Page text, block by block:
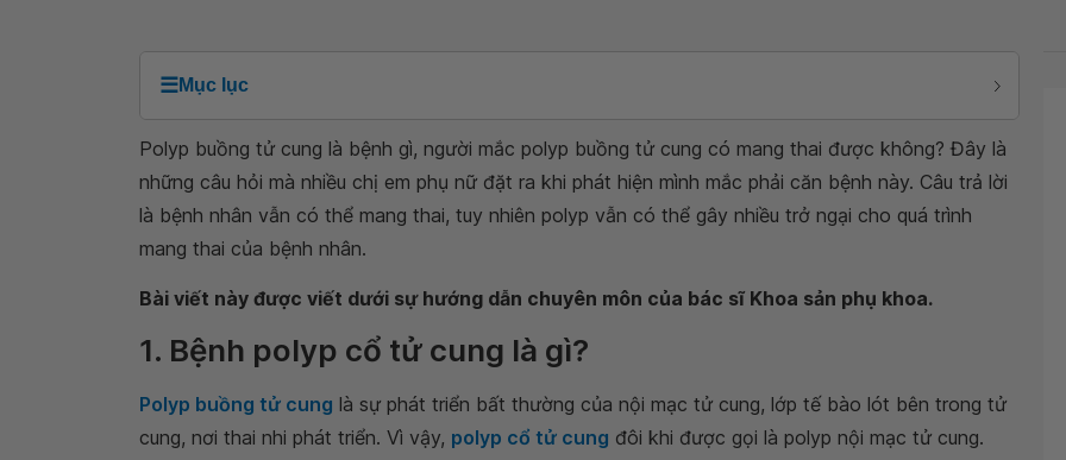
☰Mục lục
Polyp buồng tử cung là bệnh gì, người mắc polyp buồng tử cung có mang thai được không? Đây là
những câu hỏi mà nhiều chị em phụ nữ đặt ra khi phát hiện mình mắc phải căn bệnh này. Câu trả lời
là bệnh nhân vẫn có thể mang thai, tuy nhiên polyp vẫn có thể gây nhiều trở ngại cho quá trình
mang thai của bệnh nhân.
Bài viết này được viết dưới sự hướng dẫn chuyên môn của bác sĩ Khoa sản phụ khoa.
1. Bệnh polyp cổ tử cung là gì?
Polyp buồng tử cung là sự phát triển bất thường của nội mạc tử cung, lớp tế bào lót bên trong tử
cung, nơi thai nhi phát triển. Vì vậy, polyp cổ tử cung đôi khi được gọi là polyp nội mạc tử cung.